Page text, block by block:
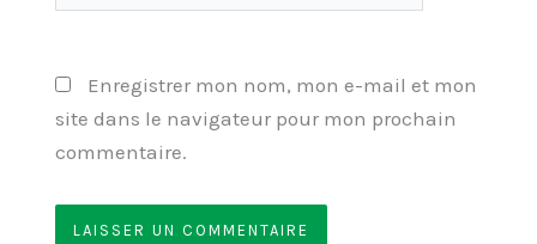
Enregistrer mon nom, mon e-mail et mon
site dans le navigateur pour mon prochain
commentaire.